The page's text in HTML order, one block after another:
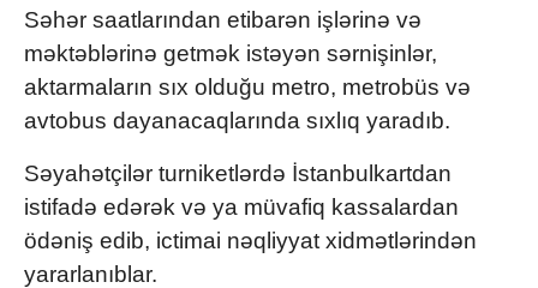
Səhər saatlarından etibarən işlərinə və
məktəblərinə getmək istəyən sərnişinlər,
aktarmaların sıx olduğu metro, metrobüs və
avtobus dayanacaqlarında sıxlıq yaradıb.
Səyahətçilər turniketlərdə İstanbulkartdan
istifadə edərək və ya müvafiq kassalardan
ödəniş edib, ictimai nəqliyyat xidmətlərindən
yararlanıblar.